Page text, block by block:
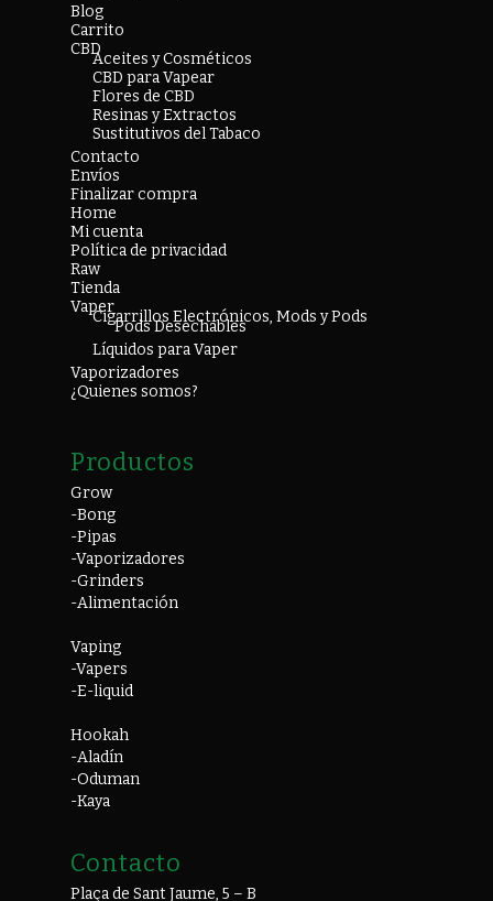
Blog
Carrito
CBD
Aceites y Cosméticos
CBD para Vapear
Flores de CBD
Resinas y Extractos
Sustitutivos del Tabaco
Contacto
Envíos
Finalizar compra
Home
Mi cuenta
Política de privacidad
Raw
Tienda
Vaper
Cigarrillos Electrónicos, Mods y Pods
Pods Desechables
Líquidos para Vaper
Vaporizadores
¿Quienes somos?
Productos
Grow
-Bong
-Pipas
-Vaporizadores
-Grinders
-Alimentación
Vaping
-Vapers
-E-liquid
Hookah
-Aladín
-Oduman
-Kaya
Contacto
Plaça de Sant Jaume, 5 – B